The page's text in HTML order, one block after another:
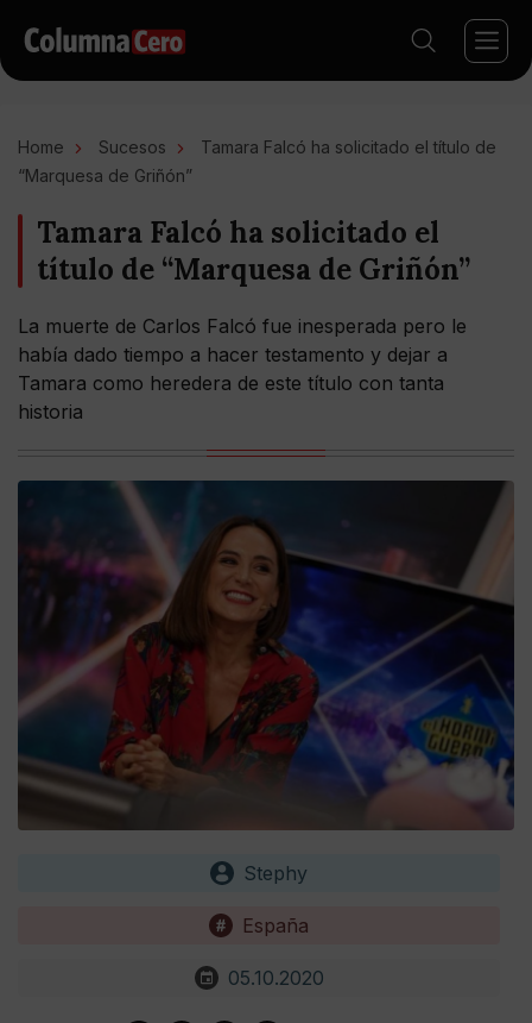
Home Sucesos
Tamara Falcó ha solicitado el título de
“Marquesa de Griñón”
Tamara Falcó ha solicitado el
título de “Marquesa de Griñón”
La muerte de Carlos Falcó fue inesperada pero le
había dado tiempo a hacer testamento y dejar a
Tamara como heredera de este título con tanta
historia
Stephy
España
05.10.2020